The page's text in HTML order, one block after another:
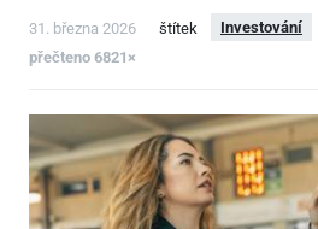
31. března 2026 štítek Investování
přečteno 6821×